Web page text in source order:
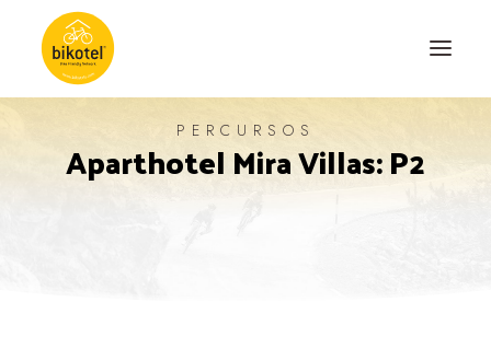
SOBRE NÓS
PERCURSOS
Aparthotel Mira Villas: P2